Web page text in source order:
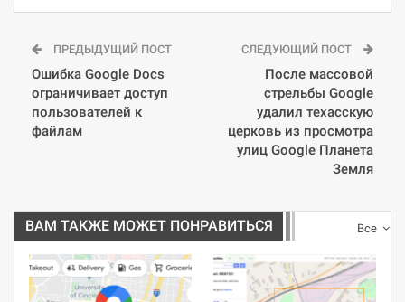
ПРЕДЫДУЩИЙ ПОСТ
Ошибка Google Docs
ограничивает доступ
пользователей к
файлам
СЛЕДУЮЩИЙ ПОСТ
После массовой
стрельбы Google
удалил техасскую
церковь из просмотра
улиц Google Планета
Земля
Все
ВАМ ТАКЖЕ МОЖЕТ ПОНРАВИТЬСЯ